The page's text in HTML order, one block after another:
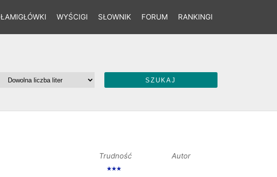
ŁAMIGŁÓWKI WYŚCIGI SŁOWNIK FORUM RANKINGI
Trudność Autor
★★★